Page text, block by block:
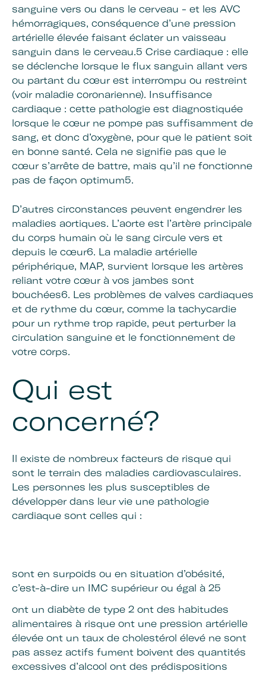
sanguine vers ou dans le cerveau - et les AVC
hémorragiques, conséquence d’une pression
artérielle élevée faisant éclater un vaisseau
sanguin dans le cerveau.5 Crise cardiaque : elle
se déclenche lorsque le flux sanguin allant vers
ou partant du cœur est interrompu ou restreint
(voir maladie coronarienne). Insuffisance
cardiaque : cette pathologie est diagnostiquée
lorsque le cœur ne pompe pas suffisamment de
sang, et donc d’oxygène, pour que le patient soit
en bonne santé. Cela ne signifie pas que le
cœur s’arrête de battre, mais qu’il ne fonctionne
pas de façon optimum5.
D’autres circonstances peuvent engendrer les
maladies aortiques. L’aorte est l’artère principale
du corps humain où le sang circule vers et
depuis le cœur6. La maladie artérielle
périphérique, MAP, survient lorsque les artères
reliant votre cœur à vos jambes sont
bouchées6. Les problèmes de valves cardiaques
et de rythme du cœur, comme la tachycardie
pour un rythme trop rapide, peut perturber la
circulation sanguine et le fonctionnement de
votre corps.
Qui est
concerné?
Il existe de nombreux facteurs de risque qui
sont le terrain des maladies cardiovasculaires.
Les personnes les plus susceptibles de
développer dans leur vie une pathologie
cardiaque sont celles qui :
sont en surpoids ou en situation d’obésité,
c’est-à-dire un IMC supérieur ou égal à 25
ont un diabète de type 2 ont des habitudes
alimentaires à risque ont une pression artérielle
élevée ont un taux de cholestérol élevé ne sont
pas assez actifs fument boivent des quantités
excessives d’alcool ont des prédispositions